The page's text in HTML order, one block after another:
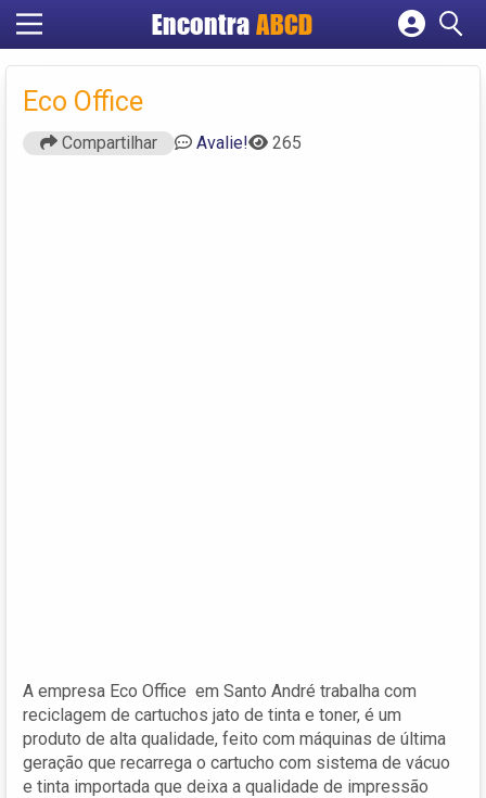
EncontraABCD
Cadastrar empresa
Eco Office
Compartilhar Avalie! 265
A empresa Eco Office em Santo André trabalha com
reciclagem de cartuchos jato de tinta e toner, é um
produto de alta qualidade, feito com máquinas de última
geração que recarrega o cartucho com sistema de vácuo
e tinta importada que deixa a qualidade de impressão